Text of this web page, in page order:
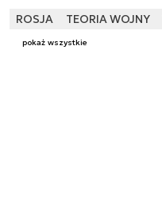
ROSJA TEORIA WOJNY
pokaż wszystkie